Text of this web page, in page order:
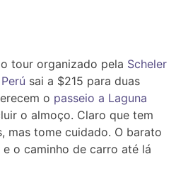
o tour organizado pela Scheler
sai a $215 para duas
o passeio a Laguna
o almoço. Claro que tem
mas tome cuidado. O barato
o caminho de carro até lá